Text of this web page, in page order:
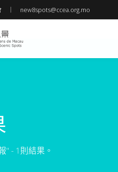
new8spots@ccea.org.mo
" - 1則結果。